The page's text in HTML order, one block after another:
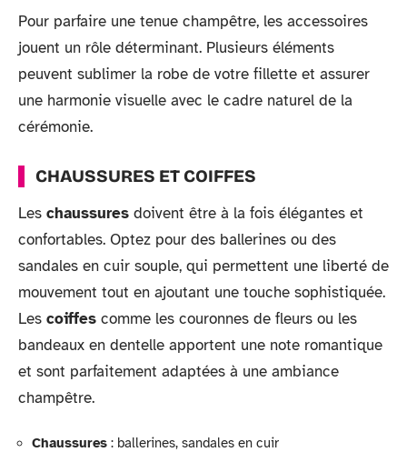
Pour parfaire une tenue champêtre, les accessoires
jouent un rôle déterminant. Plusieurs éléments
peuvent sublimer la robe de votre fillette et assurer
une harmonie visuelle avec le cadre naturel de la
cérémonie.
CHAUSSURES ET COIFFES
Les chaussures doivent être à la fois élégantes et
confortables. Optez pour des ballerines ou des
sandales en cuir souple, qui permettent une liberté de
mouvement tout en ajoutant une touche sophistiquée.
Les coiffes comme les couronnes de fleurs ou les
bandeaux en dentelle apportent une note romantique
et sont parfaitement adaptées à une ambiance
champêtre.
Chaussures : ballerines, sandales en cuir